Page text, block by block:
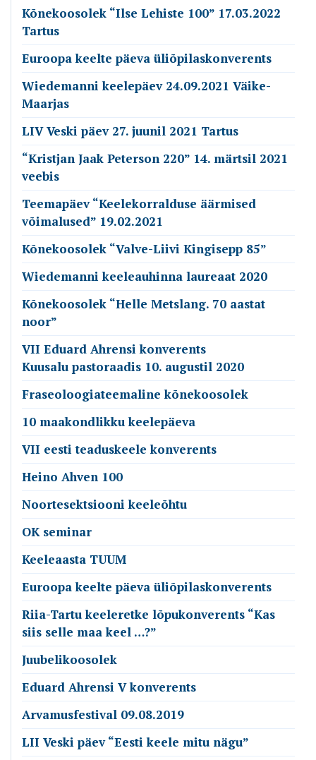
Kõnekoosolek “Ilse Lehiste 100” 17.03.2022
Tartus
Euroopa keelte päeva üliõpilaskonverents
Wiedemanni keelepäev 24.09.2021 Väike-
Maarjas
LIV Veski päev 27. juunil 2021 Tartus
“Kristjan Jaak Peterson 220” 14. märtsil 2021
veebis
Teemapäev “Keelekorralduse äärmised
võimalused” 19.02.2021
Kõnekoosolek “Valve-Liivi Kingisepp 85”
Wiedemanni keeleauhinna laureaat 2020
Kõnekoosolek “Helle Metslang. 70 aastat
noor”
VII Eduard Ahrensi konverents
Kuusalu pastoraadis 10. augustil 2020
Fraseoloogiateemaline kõnekoosolek
10 maakondlikku keelepäeva
VII eesti teaduskeele konverents
Heino Ahven 100
Noortesektsiooni keeleõhtu
OK seminar
Keeleaasta TUUM
Euroopa keelte päeva üliõpilaskonverents
Riia-Tartu keeleretke lõpukonverents “Kas
siis selle maa keel …?”
Juubelikoosolek
Eduard Ahrensi V konverents
Arvamusfestival 09.08.2019
LII Veski päev “Eesti keele mitu nägu”